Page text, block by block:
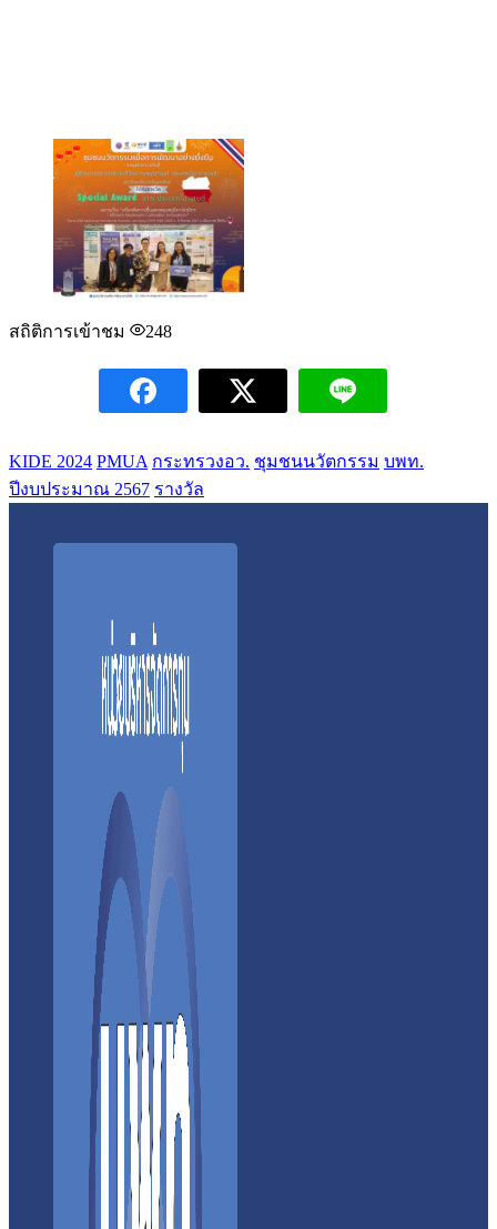
สถิติการเข้าชม 248
KIDE 2024 PMUA กระทรวงอว. ชุมชนนวัตกรรม บพท.
ปีงบประมาณ 2567 รางวัล